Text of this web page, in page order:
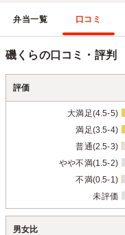
弁当一覧 口コミ
磯くらの口コミ・評判
評価
大満足(4.5-5)
満足(3.5-4)
普通(2.5-3)
やや不満(1.5-2)
不満(0.5-1)
未評価
男女比